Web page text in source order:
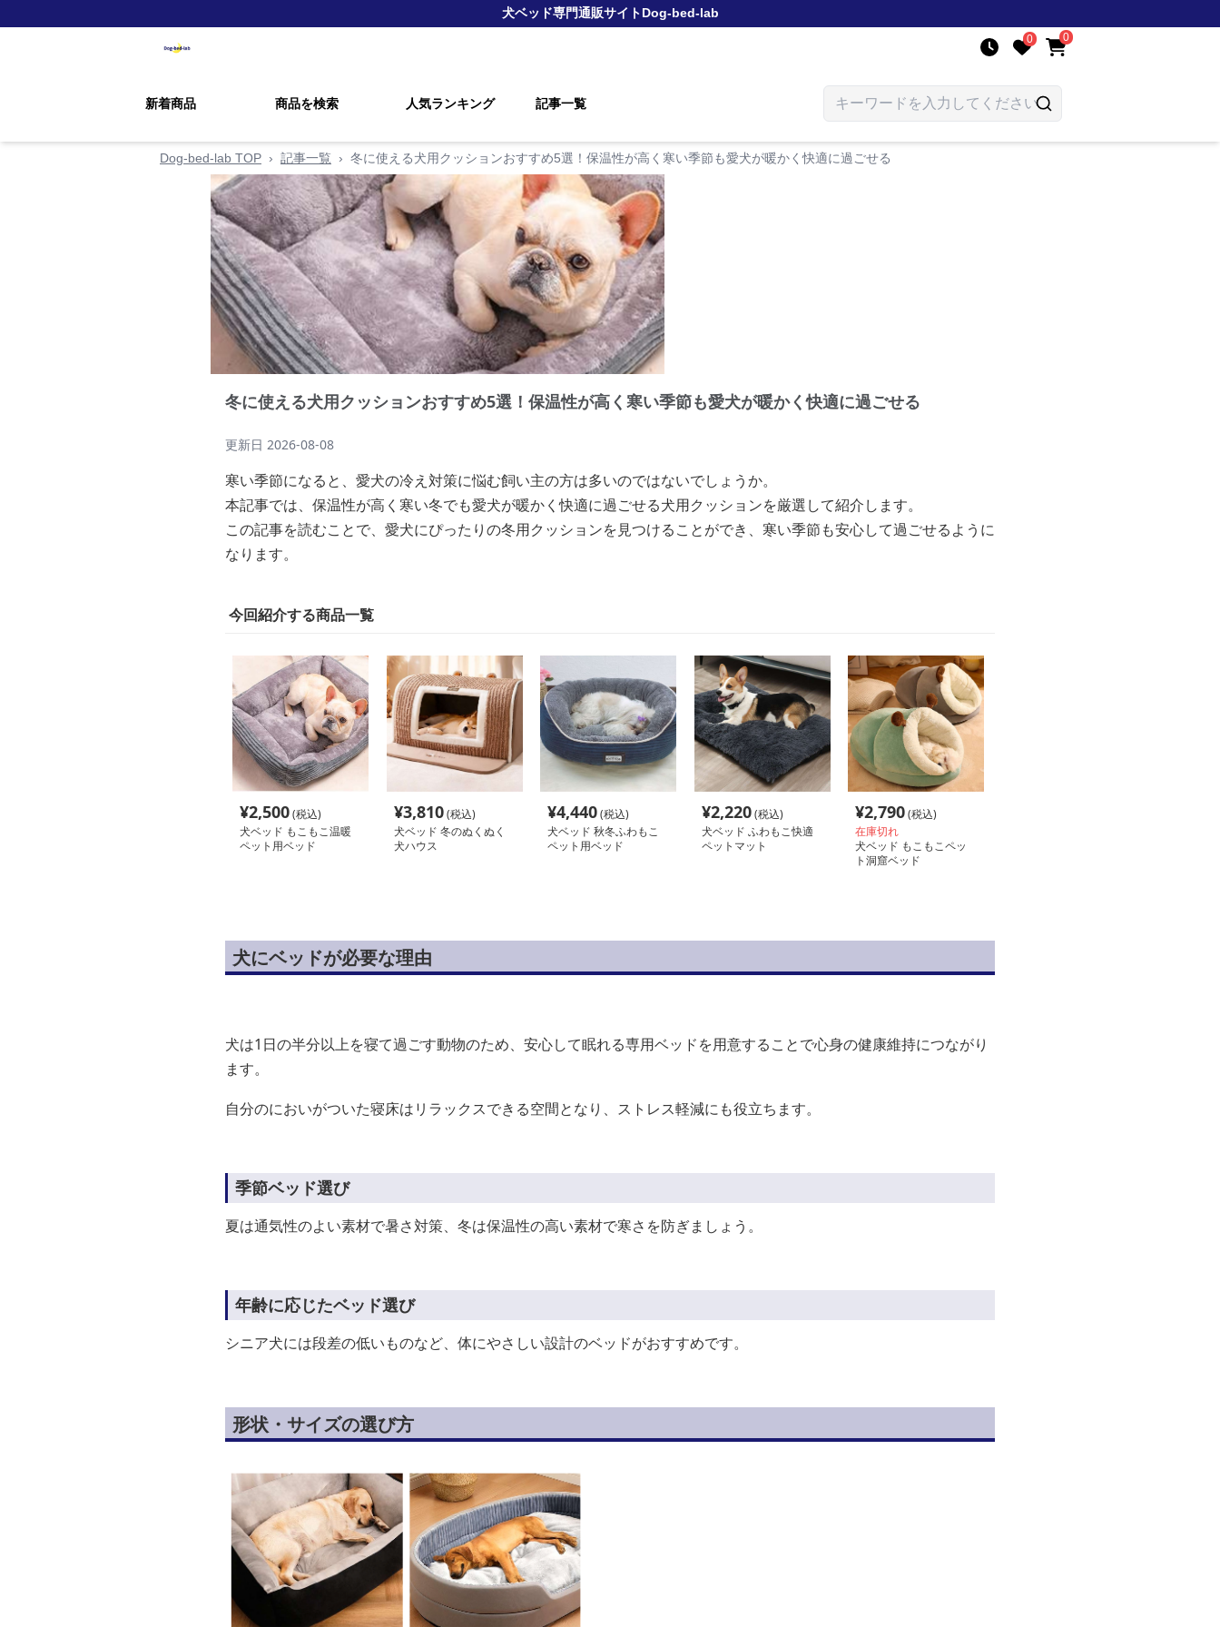
犬ベッド専門通販サイトDog-bed-lab
0 0
新着商品 商品を検索 人気ランキング 記事一覧
Dog-bed-lab TOP › 記事一覧 › 冬に使える犬用クッションおすすめ5選！保温性が高く寒い季節も愛犬が暖かく快適に過ごせる
冬に使える犬用クッションおすすめ5選！保温性が高く寒い季節も愛犬が暖かく快適に過ごせる
更新日 2026-08-08
寒い季節になると、愛犬の冷え対策に悩む飼い主の方は多いのではないでしょうか。
本記事では、保温性が高く寒い冬でも愛犬が暖かく快適に過ごせる犬用クッションを厳選して紹介します。
この記事を読むことで、愛犬にぴったりの冬用クッションを見つけることができ、寒い季節も安心して過ごせるように
なります。
今回紹介する商品一覧
¥2,500(税込)
犬ベッド もこもこ温暖
ペット用ベッド
¥3,810(税込)
犬ベッド 冬のぬくぬく
犬ハウス
¥4,440(税込)
犬ベッド 秋冬ふわもこ
ペット用ベッド
¥2,220(税込)
犬ベッド ふわもこ快適
ペットマット
¥2,790(税込)
在庫切れ
犬ベッド もこもこペッ
ト洞窟ベッド
犬にベッドが必要な理由
犬は1日の半分以上を寝て過ごす動物のため、安心して眠れる専用ベッドを用意することで心身の健康維持につながり
ます。
自分のにおいがついた寝床はリラックスできる空間となり、ストレス軽減にも役立ちます。
季節ベッド選び
夏は通気性のよい素材で暑さ対策、冬は保温性の高い素材で寒さを防ぎましょう。
年齢に応じたベッド選び
シニア犬には段差の低いものなど、体にやさしい設計のベッドがおすすめです。
形状・サイズの選び方